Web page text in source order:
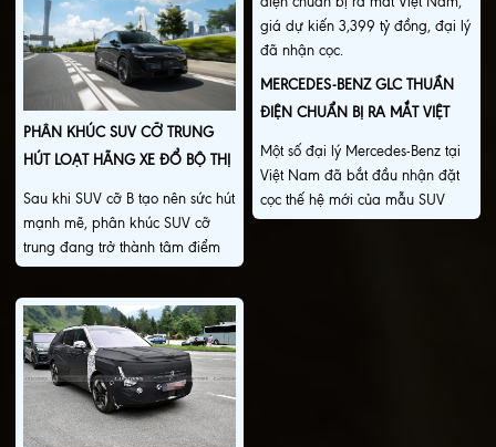
PHÂN KHÚC SUV CỠ TRUNG
HÚT LOẠT HÃNG XE ĐỔ BỘ THỊ
Sau khi SUV cỡ B tạo nên sức hút
mạnh mẽ, phân khúc SUV cỡ
trung đang trở thành tâm điểm
cạnh tranh mới tại Việt Nam với
sự góp mặt của nhiều mẫu xe sử
dụng động cơ xăng, hybrid và
thuần điện.
MERCEDES-BENZ GLC THUẦN
ĐIỆN CHUẨN BỊ RA MẮT VIỆT
NAM, GIÁ DỰ KIẾN 3,399 TỶ
ĐỒNG, ĐẠI LÝ ĐÃ NHẬN CỌC.
Một số đại lý Mercedes-Benz tại
Việt Nam đã bắt đầu nhận đặt
cọc thế hệ mới của mẫu SUV
hạng sang GLC, mở đường cho